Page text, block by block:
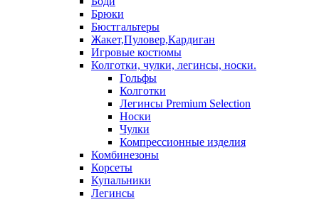
Брюки
Бюстгальтеры
Жакет,Пуловер,Кардиган
Игровые костюмы
Колготки, чулки, легинсы, носки.
Гольфы
Колготки
Легинсы Premium Selection
Носки
Чулки
Компрессионные изделия
Комбинезоны
Корсеты
Купальники
Легинсы